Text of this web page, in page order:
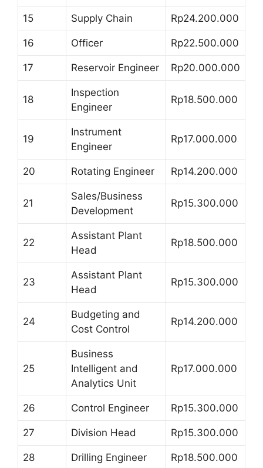
15 Supply Chain Rp24.200.000
16 Officer Rp22.500.000
17 Reservoir Engineer Rp20.000.000
18
Inspection
Engineer
Rp18.500.000
19
Instrument
Engineer
Rp17.000.000
20 Rotating Engineer Rp14.200.000
21
Sales/Business
Development
Rp15.300.000
22
Assistant Plant
Head
Rp18.500.000
23
Assistant Plant
Head
Rp15.300.000
24
Budgeting and
Cost Control
Rp14.200.000
25
Business
Intelligent and
Analytics Unit
Rp17.000.000
26 Control Engineer Rp15.300.000
27 Division Head Rp15.300.000
28 Drilling Engineer Rp18.500.000